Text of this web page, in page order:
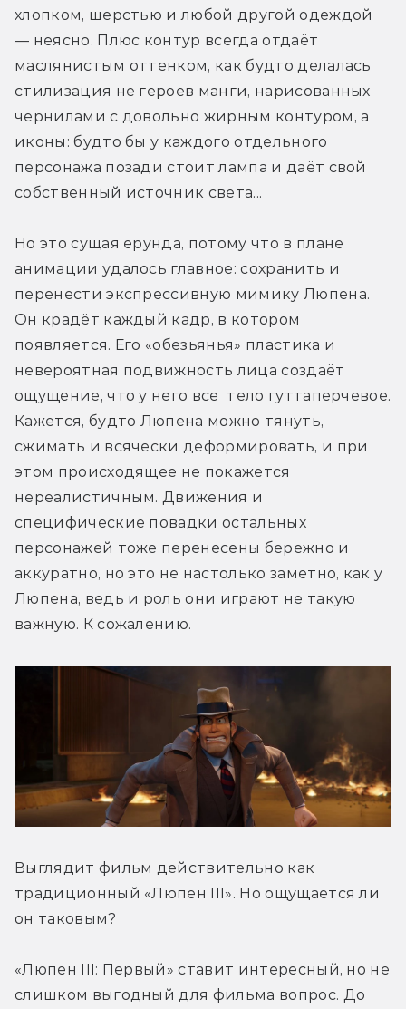
хлопком, шерстью и любой другой одеждой
— неясно. Плюс контур всегда отдаёт
маслянистым оттенком, как будто делалась
стилизация не героев манги, нарисованных
чернилами с довольно жирным контуром, а
иконы: будто бы у каждого отдельного
персонажа позади стоит лампа и даёт свой
собственный источник света...
Но это сущая ерунда, потому что в плане
анимации удалось главное: сохранить и
перенести экспрессивную мимику Люпена.
Он крадёт каждый кадр, в котором
появляется. Его «обезьянья» пластика и
невероятная подвижность лица создаёт
ощущение, что у него все  тело гуттаперчевое.
Кажется, будто Люпена можно тянуть,
сжимать и всячески деформировать, и при
этом происходящее не покажется
нереалистичным. Движения и
специфические повадки остальных
персонажей тоже перенесены бережно и
аккуратно, но это не настолько заметно, как у
Люпена, ведь и роль они играют не такую
важную. К сожалению.
Выглядит фильм действительно как
традиционный «Люпен III». Но ощущается ли
он таковым?
«Люпен III: Первый» ставит интересный, но не
слишком выгодный для фильма вопрос. До